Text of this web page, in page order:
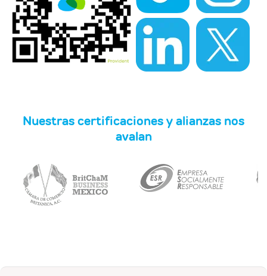
Nuestras certificaciones y alianzas nos
avalan